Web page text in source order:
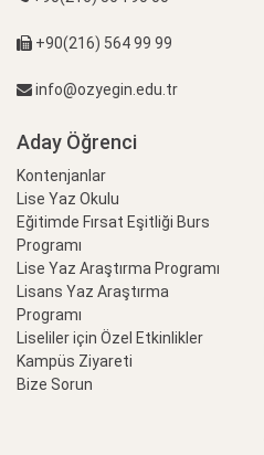
+90(216) 564 99 99
info@ozyegin.edu.tr
Aday Öğrenci
Kontenjanlar
Lise Yaz Okulu
Eğitimde Fırsat Eşitliği Burs
Programı
Lise Yaz Araştırma Programı
Lisans Yaz Araştırma
Programı
Liseliler için Özel Etkinlikler
Kampüs Ziyareti
Bize Sorun